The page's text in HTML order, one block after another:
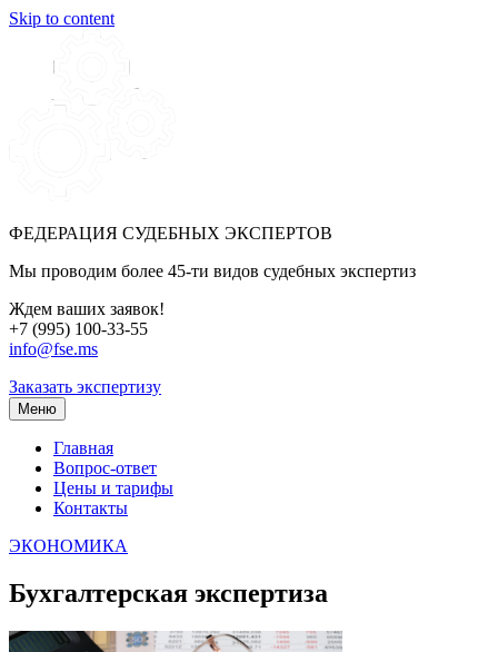
Skip to content
ФЕДЕРАЦИЯ СУДЕБНЫХ ЭКСПЕРТОВ
Мы проводим более 45-ти видов судебных экспертиз
Ждем ваших заявок!
+7 (995) 100-33-55
info@fse.ms
Заказать экспертизу
Меню
Главная
Вопрос-ответ
Цены и тарифы
Контакты
ЭКОНОМИКА
Бухгалтерская экспертиза